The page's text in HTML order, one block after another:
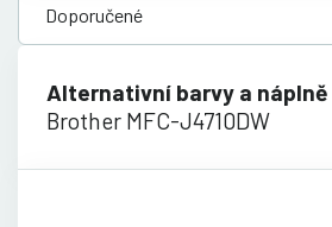
Alternativní barvy a náplně
Brother MFC-J4710DW